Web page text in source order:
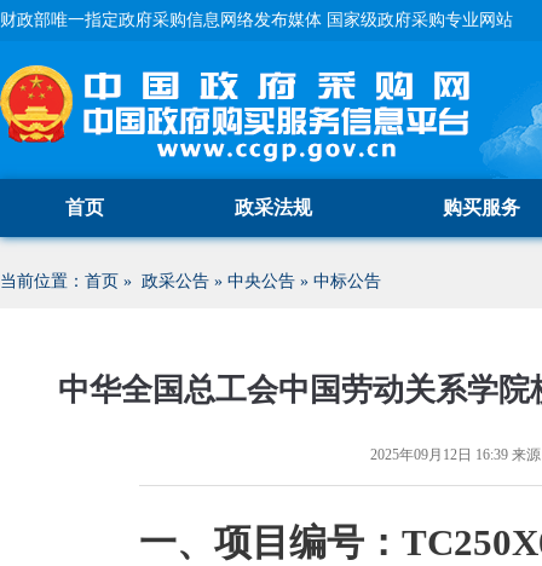
财政部唯一指定政府采购信息网络发布媒体 国家级政府采购专业网站
首页 政采法规 购买服务
当前位置： 首页 » 政采公告 » 中央公告 » 中标公告
中华全国总工会中国劳动关系学
2025年09月12日 16:39 来
一、项目编号：